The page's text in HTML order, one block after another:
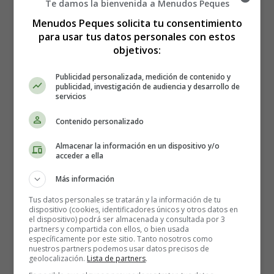
Dirección: John Krasinski
Actores: Emily Blunt, John Krasinski, Noah Jupe,
Okieriete Onaodowan, Wayne Duvall, Lauren-Ashley
Olson, Zachary Golinger, Liz Cameron, Chris TDL
Nacionalidad: USA
Año: 2021
Te damos la bienvenida a Menudos Peques
Menudos Peques solicita tu consentimiento
para usar tus datos personales con estos
objetivos:
Publicidad personalizada, medición de contenido y
publicidad, investigación de audiencia y desarrollo de
servicios
Contenido personalizado
Almacenar la información en un dispositivo y/o
acceder a ella
Más información
Tus datos personales se tratarán y la información de tu
dispositivo (cookies, identificadores únicos y otros datos en
el dispositivo) podrá ser almacenada y consultada por 3
partners y compartida con ellos, o bien usada
específicamente por este sitio. Tanto nosotros como
nuestros partners podemos usar datos precisos de
geolocalización. Lista de partners.